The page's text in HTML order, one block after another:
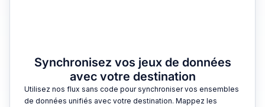
Synchronisez vos jeux de données
avec votre destination
Utilisez nos flux sans code pour synchroniser vos ensembles
de données unifiés avec votre destination. Mappez les